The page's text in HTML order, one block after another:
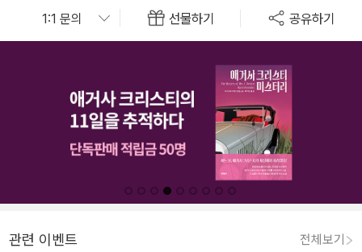
선물하기 공유하기
관련 이벤트 전체보기